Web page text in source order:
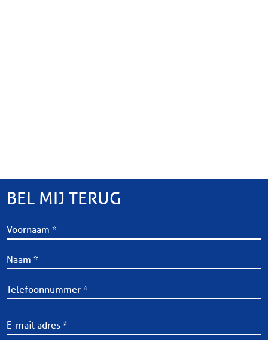
BEL MIJ TERUG